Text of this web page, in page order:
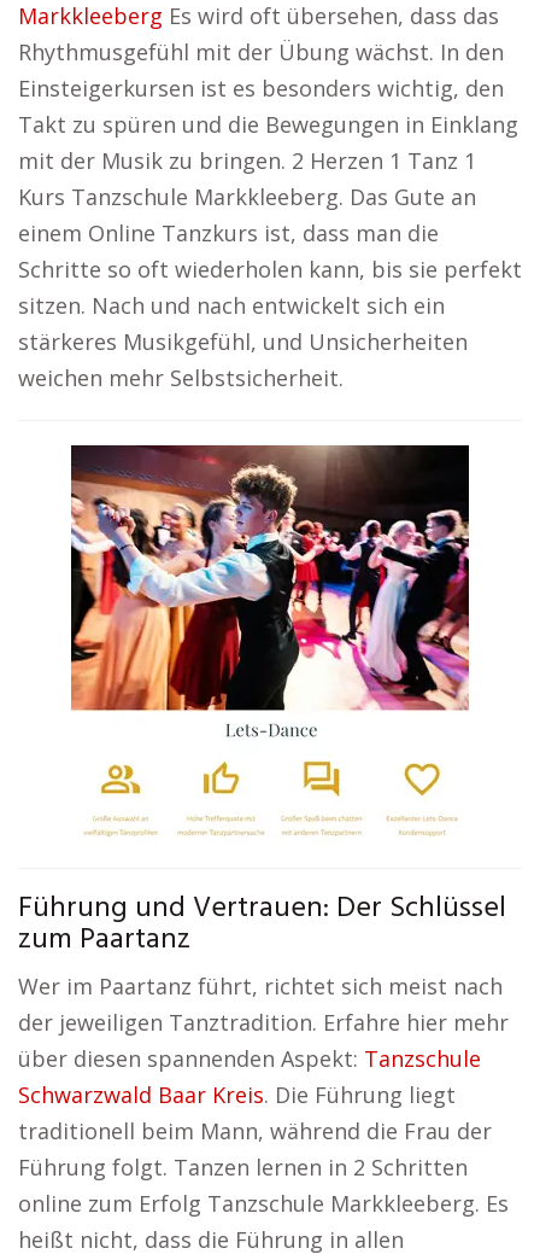
Markkleeberg Es wird oft übersehen, dass das
Rhythmusgefühl mit der Übung wächst. In den
Einsteigerkursen ist es besonders wichtig, den
Takt zu spüren und die Bewegungen in Einklang
mit der Musik zu bringen. 2 Herzen 1 Tanz 1
Kurs Tanzschule Markkleeberg. Das Gute an
einem Online Tanzkurs ist, dass man die
Schritte so oft wiederholen kann, bis sie perfekt
sitzen. Nach und nach entwickelt sich ein
stärkeres Musikgefühl, und Unsicherheiten
weichen mehr Selbstsicherheit.
Führung und Vertrauen: Der Schlüssel
zum Paartanz
Wer im Paartanz führt, richtet sich meist nach
der jeweiligen Tanztradition. Erfahre hier mehr
über diesen spannenden Aspekt: Tanzschule
Schwarzwald Baar Kreis. Die Führung liegt
traditionell beim Mann, während die Frau der
Führung folgt. Tanzen lernen in 2 Schritten
online zum Erfolg Tanzschule Markkleeberg. Es
heißt nicht, dass die Führung in allen